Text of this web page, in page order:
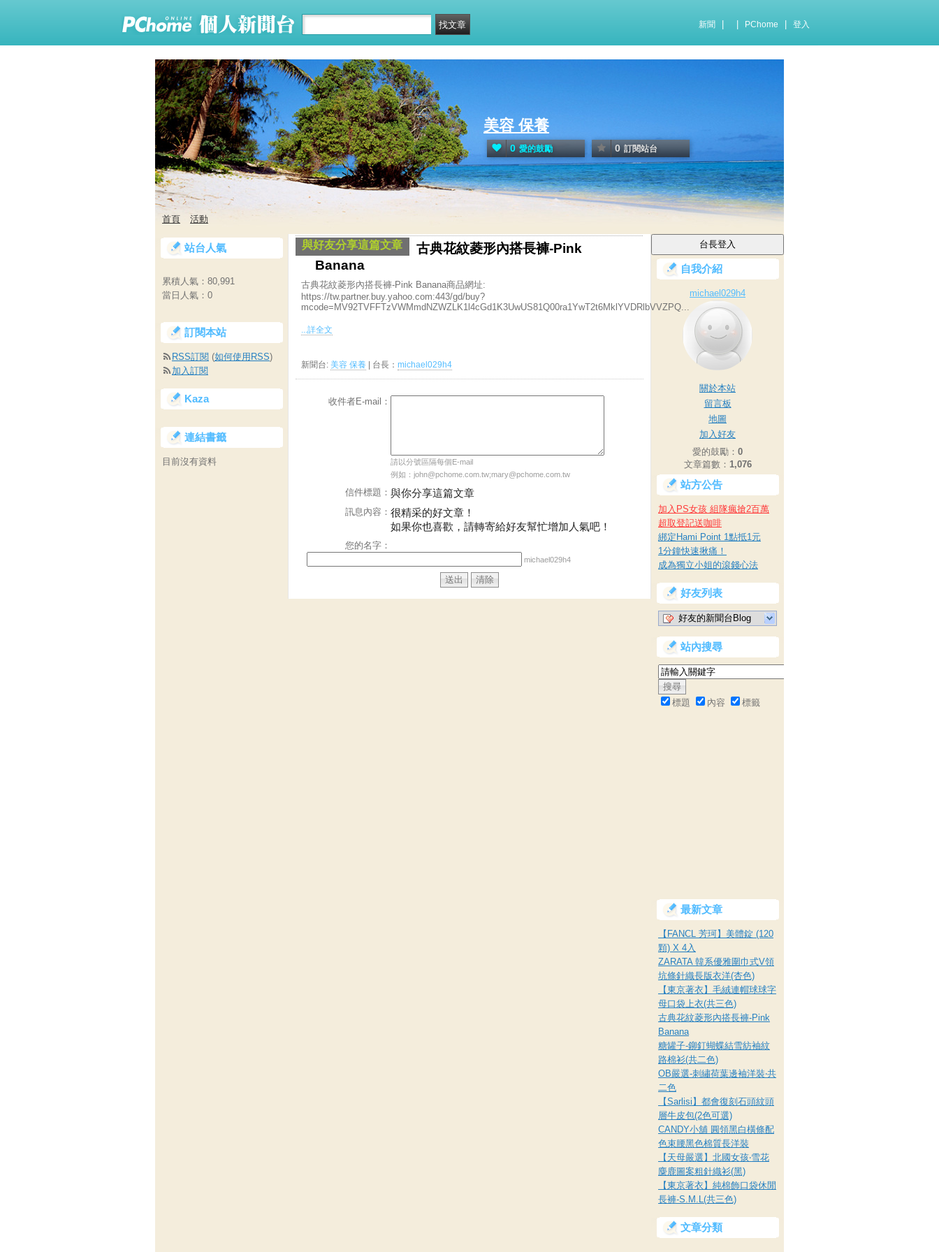
新聞 PChome 登入
美容 保養
0 愛的鼓勵 0 訂閱站台
首頁 活動
與好友分享這篇文章
古典花紋菱形內搭長褲-Pink
Banana
古典花紋菱形內搭長褲-Pink Banana商品網址:
https://tw.partner.buy.yahoo.com:443/gd/buy?
mcode=MV92TVFFTzVWMmdNZWZLK1l4cGd1K3UwUS81Q00ra1YwT2t6MklYVDRlbVVZPQ...
...詳全文
新聞台: 美容 保養 | 台長： michael029h4
收件者E-mail：
請以分號區隔每個E-mail
例如：john@pchome.com.tw;mary@pchome.com.tw
信件標題： 與你分享這篇文章
訊息內容： 很精采的好文章！
如果你也喜歡，請轉寄給好友幫忙增加人氣吧！
您的名字：
michael029h4
自我介紹
michael029h4
關於本站
留言板
地圖
加入好友
愛的鼓勵： 0
文章篇數： 1,076
站方公告
加入PS女孩 組隊瘋搶2百萬
超取登記送咖啡
綁定Hami Point 1點抵1元
1分鐘快速揪痛！
成為獨立小姐的滾錢心法
好友列表
好友的新聞台Blog
站內搜尋
標題 內容 標籤
最新文章
【FANCL 芳珂】美體錠 (120
顆) X 4入
ZARATA 韓系優雅圍巾式V領
坑條針織長版衣洋(杏色)
【東京著衣】毛絨連帽球球字
母口袋上衣(共三色)
古典花紋菱形內搭長褲-Pink
Banana
糖罐子-鉚釘蝴蝶結雪紡袖紋
路棉衫(共二色)
OB嚴選-刺繡荷葉邊袖洋裝‧共
二色
【Sarlisi】都會復刻石頭紋頭
層牛皮包(2色可選)
CANDY小舖 圓領黑白橫條配
色束腰黑色棉質長洋裝
【天母嚴選】北國女孩‧雪花
麋鹿圖案粗針織衫(黑)
【東京著衣】純棉飾口袋休閒
長褲-S.M.L(共三色)
文章分類
站台人氣
累積人氣： 80,991
當日人氣： 0
訂閱本站
RSS訂閱 (如何使用RSS)
加入訂閱
Kaza
連結書籤
目前沒有資料